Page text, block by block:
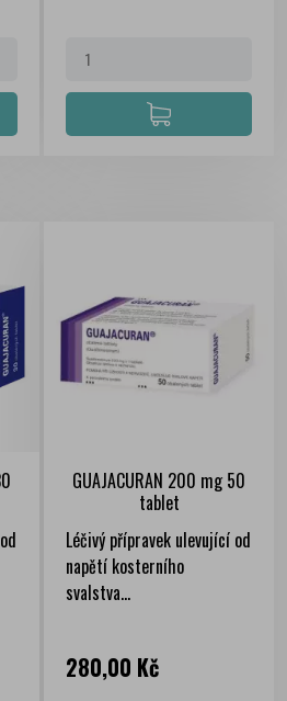
GUAJACURAN 200 mg 50
tablet
Léčivý přípravek ulevující od
napětí kosterního
svalstva...
Cena
280,00 Kč